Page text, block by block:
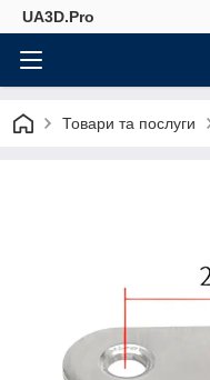
UA3D.Pro
Товари та послуги